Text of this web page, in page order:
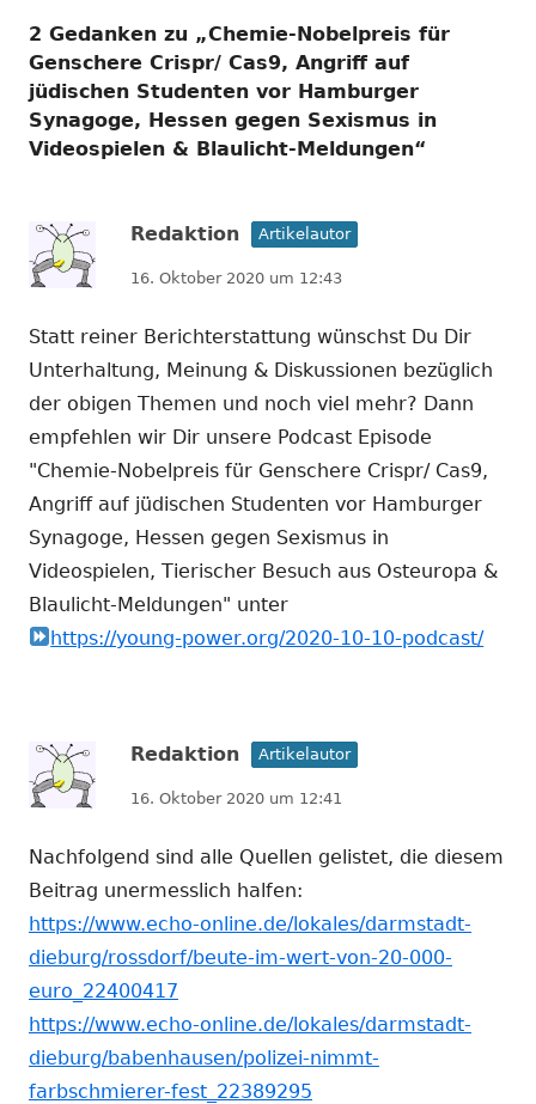
2 Gedanken zu „Chemie-Nobelpreis für
Genschere Crispr/ Cas9, Angriff auf
jüdischen Studenten vor Hamburger
Synagoge, Hessen gegen Sexismus in
Videospielen & Blaulicht-Meldungen“
Redaktion Artikelautor
16. Oktober 2020 um 12:43
Statt reiner Berichterstattung wünschst Du Dir
Unterhaltung, Meinung & Diskussionen bezüglich
der obigen Themen und noch viel mehr? Dann
empfehlen wir Dir unsere Podcast Episode
"Chemie-Nobelpreis für Genschere Crispr/ Cas9,
Angriff auf jüdischen Studenten vor Hamburger
Synagoge, Hessen gegen Sexismus in
Videospielen, Tierischer Besuch aus Osteuropa &
Blaulicht-Meldungen" unter
https://young-power.org/2020-10-10-podcast/
Redaktion Artikelautor
16. Oktober 2020 um 12:41
Nachfolgend sind alle Quellen gelistet, die diesem
Beitrag unermesslich halfen:
https://www.echo-online.de/lokales/darmstadt-
dieburg/rossdorf/beute-im-wert-von-20-000-
euro_22400417
https://www.echo-online.de/lokales/darmstadt-
dieburg/babenhausen/polizei-nimmt-
farbschmierer-fest_22389295